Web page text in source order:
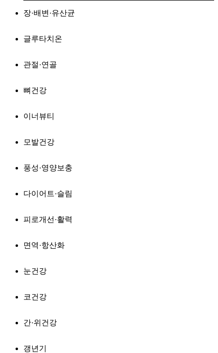
장·배변·유산균
글루타치온
관절·연골
뼈건강
이너뷰티
모발건강
풍성·영양보충
다이어트·슬림
피로개선·활력
면역·항산화
눈건강
코건강
간·위건강
갱년기